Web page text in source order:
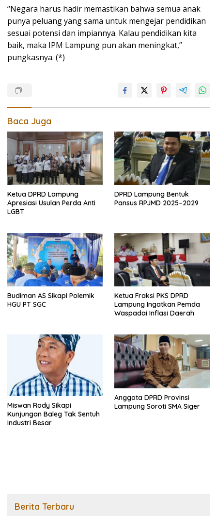
“Negara harus hadir memastikan bahwa semua anak
punya peluang yang sama untuk mengejar pendidikan
sesuai potensi dan impiannya. Kalau pendidikan kita
baik, maka IPM Lampung pun akan meningkat,”
pungkasnya. (*)
Baca Juga
Ketua DPRD Lampung
Apresiasi Usulan Perda Anti
LGBT
DPRD Lampung Bentuk
Pansus RPJMD 2025–2029
Budiman AS Sikapi Polemik
HGU PT SGC
Ketua Fraksi PKS DPRD
Lampung Ingatkan Pemda
Waspadai Inflasi Daerah
Miswan Rody Sikapi
Kunjungan Baleg Tak Sentuh
Industri Besar
Anggota DPRD Provinsi
Lampung Soroti SMA Siger
Berita Terbaru